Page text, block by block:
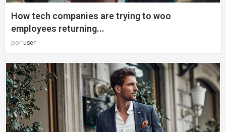
How tech companies are trying to woo
employees returning...
por user